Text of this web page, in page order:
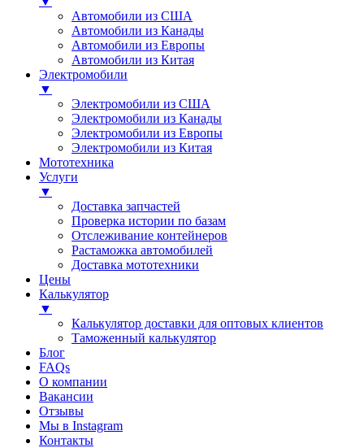
Автомобили из США
Автомобили из Канады
Автомобили из Европы
Автомобили из Китая
Электромобили
▼
Электромобили из США
Электромобили из Канады
Электромобили из Европы
Электромобили из Китая
Мототехника
Услуги
▼
Доставка запчастей
Проверка истории по базам
Отслеживание контейнеров
Растаможка автомобилей
Доставка мототехники
Цены
Калькулятор
▼
Калькулятор доставки для оптовых клиентов
Таможенный калькулятор
Блог
FAQs
О компании
Вакансии
Отзывы
Мы в Instagram
Контакты